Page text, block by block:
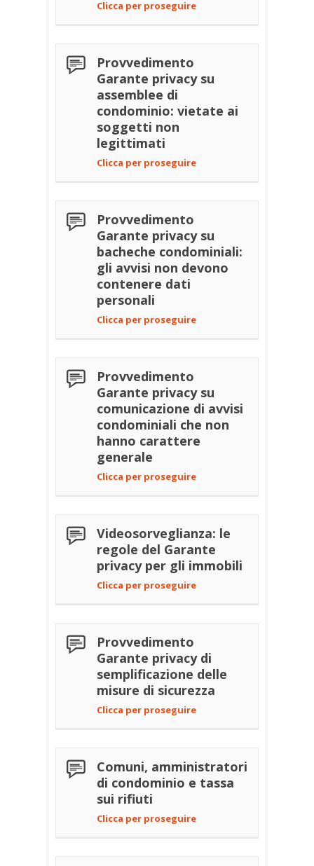
Clicca per proseguire
Provvedimento
Garante privacy su
assemblee di
condominio: vietate ai
soggetti non
legittimati
Clicca per proseguire
Provvedimento
Garante privacy su
bacheche condominiali:
gli avvisi non devono
contenere dati
personali
Clicca per proseguire
Provvedimento
Garante privacy su
comunicazione di avvisi
condominiali che non
hanno carattere
generale
Clicca per proseguire
Videosorveglianza: le
regole del Garante
privacy per gli immobili
Clicca per proseguire
Provvedimento
Garante privacy di
semplificazione delle
misure di sicurezza
Clicca per proseguire
Comuni, amministratori
di condominio e tassa
sui rifiuti
Clicca per proseguire